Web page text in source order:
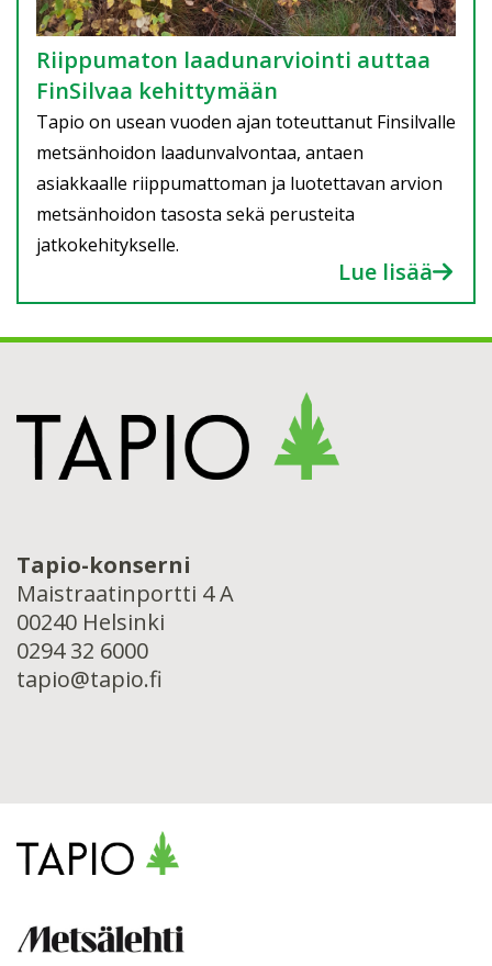
Riippumaton laadunarviointi auttaa
FinSilvaa kehittymään
Tapio on usean vuoden ajan toteuttanut Finsilvalle
metsänhoidon laadunvalvontaa, antaen
asiakkaalle riippumattoman ja luotettavan arvion
metsänhoidon tasosta sekä perusteita
jatkokehitykselle.
Lue lisää
Tapio-konserni
Maistraatinportti 4 A
00240 Helsinki
0294 32 6000
tapio@tapio.fi